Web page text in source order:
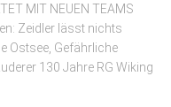
MIT NEUEN TEAMS
Zeidler lässt nichts
Ostsee, Gefährliche
130 Jahre RG Wiking